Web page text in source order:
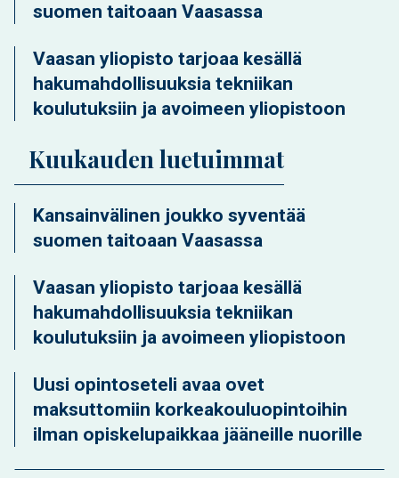
suomen taitoaan Vaasassa
Vaasan yliopisto tarjoaa kesällä
hakumahdollisuuksia tekniikan
koulutuksiin ja avoimeen yliopistoon
Kuukauden luetuimmat
Kansainvälinen joukko syventää
suomen taitoaan Vaasassa
Vaasan yliopisto tarjoaa kesällä
hakumahdollisuuksia tekniikan
koulutuksiin ja avoimeen yliopistoon
Uusi opintoseteli avaa ovet
maksuttomiin korkeakouluopintoihin
ilman opiskelupaikkaa jääneille nuorille